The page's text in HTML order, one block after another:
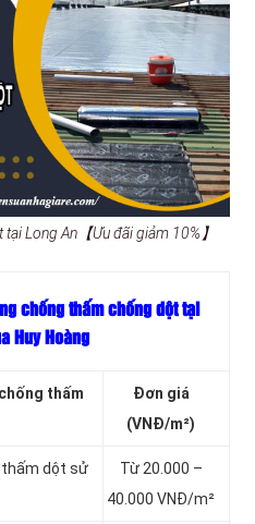
Long An【Ưu đãi giảm 10%】
chống thấm chống dột tại
Huy Hoàng
thấm
Đơn giá
(VNĐ/m²)
thấm dột sử
Từ 20.000 –
40.000 VNĐ/m²